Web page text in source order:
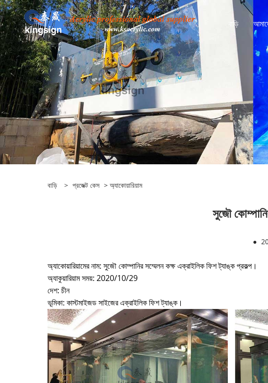
বাড়ি
বাড়ি > প্রজেক্ট কেস > অ্যাকোয়ারিয়াম
সুজৌ
●
অ্যাকোয়ারিয়ামের নাম: সুজৌ কোম্পানির সম্মেলন কক্ষ এক্রাইলিক ফিশ ট্যাঙ্ক প্রকল্প।
অ্যাকুয়ারিয়াম সময়: 2020/10/29
দেশ: চীন
ভূমিকা: কাস্টমাইজড সাইজের এক্রাইলিক ফিশ ট্যাঙ্ক।